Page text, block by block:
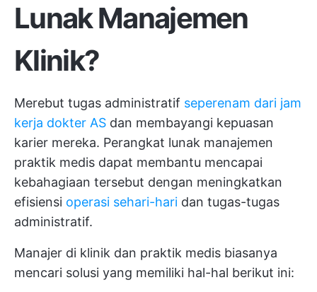
Lunak Manajemen
Klinik?
Merebut tugas administratif seperenam dari jam
kerja dokter AS dan membayangi kepuasan
karier mereka. Perangkat lunak manajemen
praktik medis dapat membantu mencapai
kebahagiaan tersebut dengan meningkatkan
efisiensi operasi sehari-hari dan tugas-tugas
administratif.
Manajer di klinik dan praktik medis biasanya
mencari solusi yang memiliki hal-hal berikut ini: